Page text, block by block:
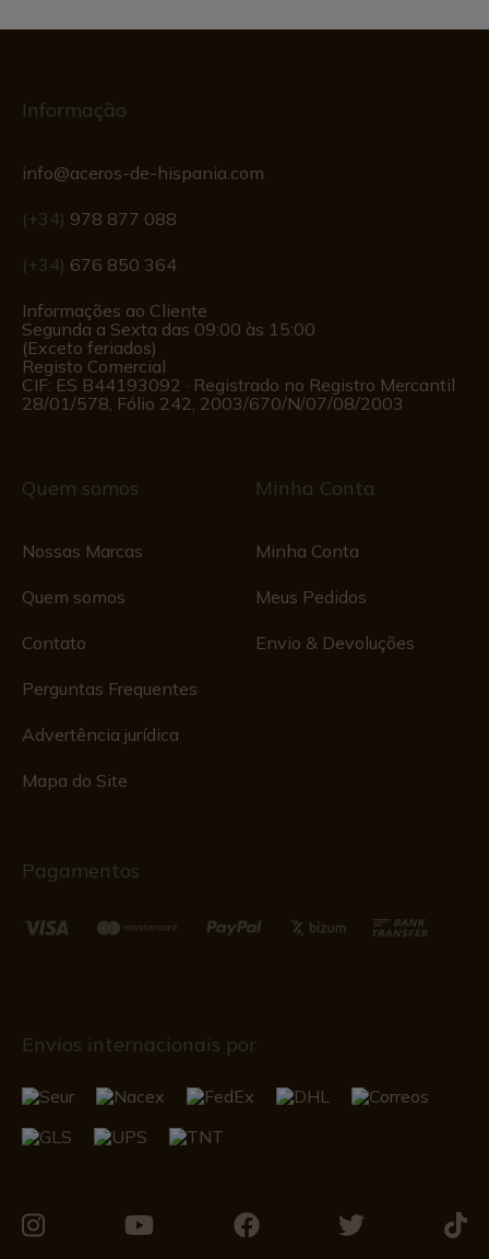
Informação
info@aceros-de-hispania.com
(+34) 978 877 088
(+34) 676 850 364
Informações ao Cliente
Segunda a Sexta das 09:00 às 15:00
(Exceto feriados)
Registo Comercial
CIF: ES B44193092 · Registrado no Registro Mercantil
28/01/578, Fólio 242, 2003/670/N/07/08/2003
Quem somos
Nossas Marcas
Quem somos
Contato
Perguntas Frequentes
Advertência jurídica
Mapa do Site
Minha Conta
Minha Conta
Meus Pedidos
Envio & Devoluções
Pagamentos
Envios internacionais por